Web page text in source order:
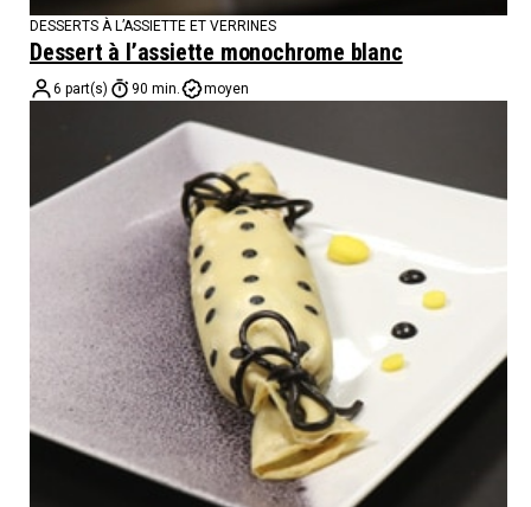
DESSERTS À L’ASSIETTE ET VERRINES
Dessert à l’assiette monochrome blanc
6 part(s) 90 min. moyen